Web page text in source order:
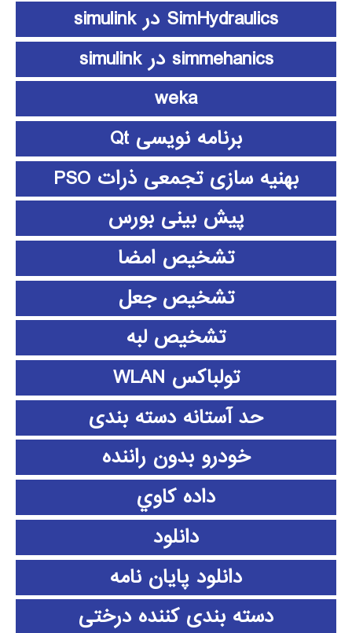
SimHydraulics در simulink
simmehanics در simulink
weka
برنامه نویسی Qt
بهنیه سازی تجمعی ذرات PSO
پیش بینی بورس
تشخیص امضا
تشخیص جعل
تشخیص لبه
تولباکس WLAN
حد آستانه دسته بندی
خودرو بدون راننده
داده كاوي
دانلود
دانلود پايان نامه
دسته بندی کننده درختی